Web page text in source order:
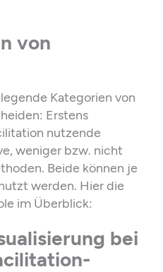
von
Kategorien von
Erstens
nutzende
weniger bzw. nicht
Beide können je
werden. Hier die
im Überblick:
bei